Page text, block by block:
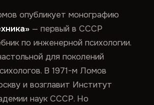
опубликует монографию
— первый в СССР
по инженерной психологии.
для поколений
В 1971-м Ломов
и возглавит Институт
наук СССР. Но